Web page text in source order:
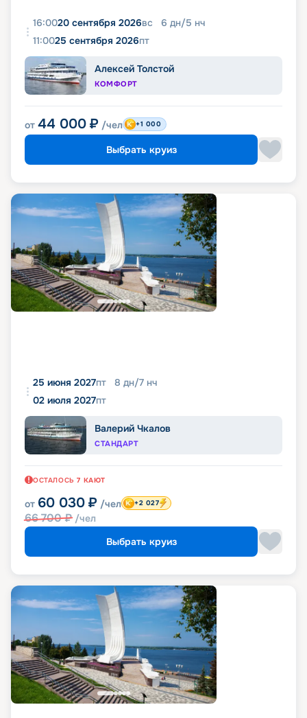
16:0020 сентября 2026вс 6 дн/5 нч
11:0025 сентября 2026пт
Алексей Толстой
КОМФОРТ
от 44 000 ₽ /чел +1 000
Выбрать круиз
25 июня 2027пт 8 дн/7 нч
02 июля 2027пт
Валерий Чкалов
СТАНДАРТ
ОСТАЛОСЬ 7 КАЮТ
от 60 030 ₽ /чел
66 700₽ /чел
+2 027
Выбрать круиз